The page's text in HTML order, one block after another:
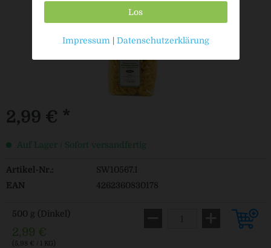
2,99 € *
Auf Lager / Sofort versandfertig
Artikel-Nr.:
SW10567.1
EAN
4262360830178
500 g (Dinkel)
2,99 €
(5,98 € / 1 KG)
Los
Impressum | Datenschutzerklärung